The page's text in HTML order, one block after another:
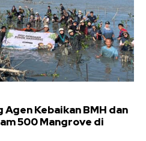
Agen Kebaikan BMH dan
500 Mangrove di